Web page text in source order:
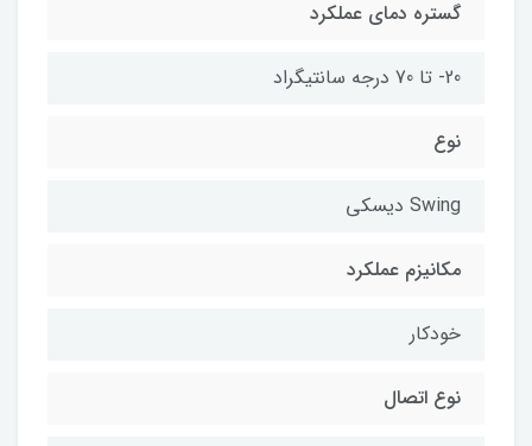
گستره دمای عملکرد
20- تا 70 درجه سانتیگراد
نوع
Swing دیسکی
مکانیزم عملکرد
خودکار
نوع اتصال